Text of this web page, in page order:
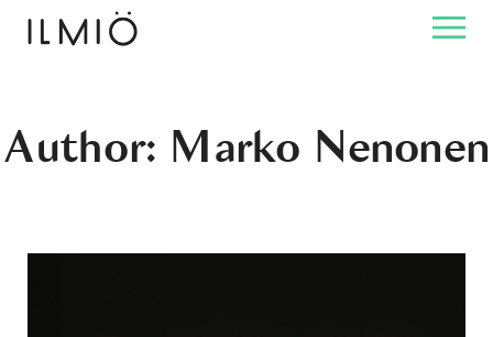
Author: Marko Nenonen